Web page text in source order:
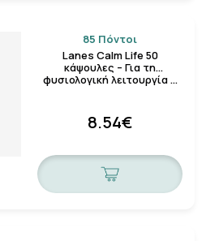
85 Πόντοι
Lanes Calm Life 50
κάψουλες – Για τη
φυσιολογική λειτουργία …
8.54€